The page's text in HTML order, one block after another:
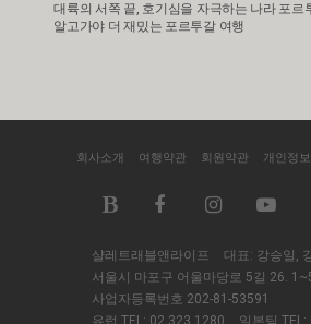
대륙의 서쪽 끝, 호기심을 자극하는 나라 포르
알고가야 더 재밌는 포르투갈 여행
회사소개 여행약관 회원약관 개인정
샬레트래블앤라이프
대표: 강승일,
서울시 마포구 어울마당로 5길 26.
사업자등록번호 202-81-53591